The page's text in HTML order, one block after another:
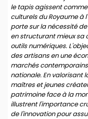
le tapis agissent
culturels du Royaume à
porte sur la nécessité
en structurant mieux sa
outils numériques.
des artisans en une
marchés
nationale. En valorisant
maîtres et jeunes
patrimoine face à la
illustrent l'importance
de l'innovation pour